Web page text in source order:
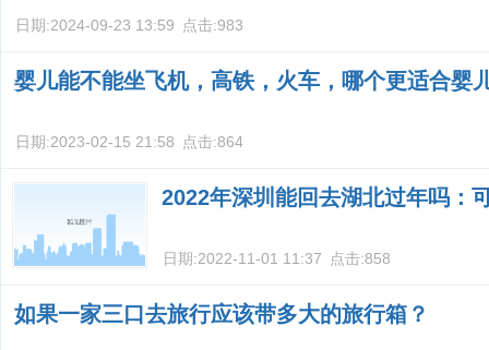
日期:2024-09-23 13:59 点击:983
婴儿能不能坐飞机，高铁，火车，哪个更适合婴
日期:2023-02-15 21:58 点击:864
2022年深圳能回去湖北过年吗：
日期:2022-11-01 11:37 点击:858
如果一家三口去旅行应该带多大的旅行箱？